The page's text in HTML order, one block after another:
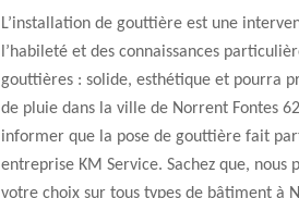
L’installation de gouttière est une
l’habileté et des connaissances
gouttières : solide, esthétique et pourra
de pluie dans la ville de Norrent Fontes
informer que la pose de gouttière fait
entreprise KM Service. Sachez que,
votre choix sur tous types de bâtiment à